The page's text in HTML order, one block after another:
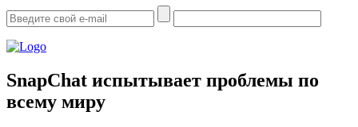
SnapСhat испытывает проблемы по
всему миру